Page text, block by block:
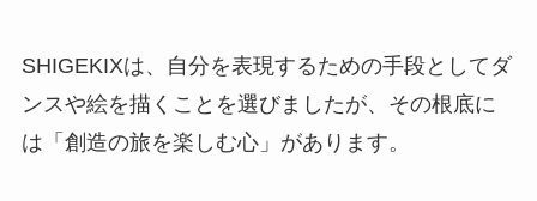
SHIGEKIXは、自分を表現するための手段としてダ
ンスや絵を描くことを選びましたが、その根底に
は「創造の旅を楽しむ心」があります。